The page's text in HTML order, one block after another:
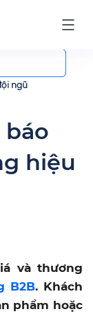
ngũ
báo
hiệu
và thương
B2B. Khách
phẩm hoặc